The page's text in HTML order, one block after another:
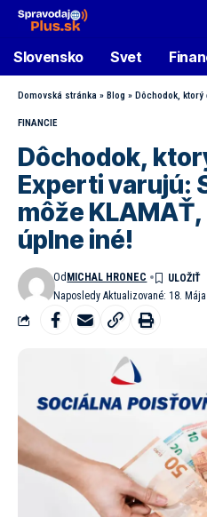
Slovensko Svet
Domovská stránka » Blog » Dôchodok, ktorý čakáte?
FINANCIE
Dôchodok,
Experti varujú:
môže
úplne iné!
Naposledy Aktualizované: 18.
Od MICHAL HRONEC